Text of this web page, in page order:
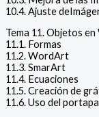
10.4. Ajuste
Tema 11. Objetos
11.1. Formas
11.2. WordArt
11.3. SmarArt
11.4. Ecuaciones
11.5. Creación de
11.6. Uso del